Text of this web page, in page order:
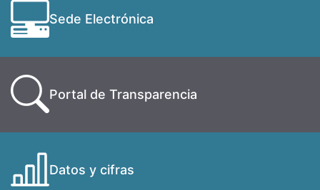
Sede Electrónica
Portal de Transparencia
Datos y cifras